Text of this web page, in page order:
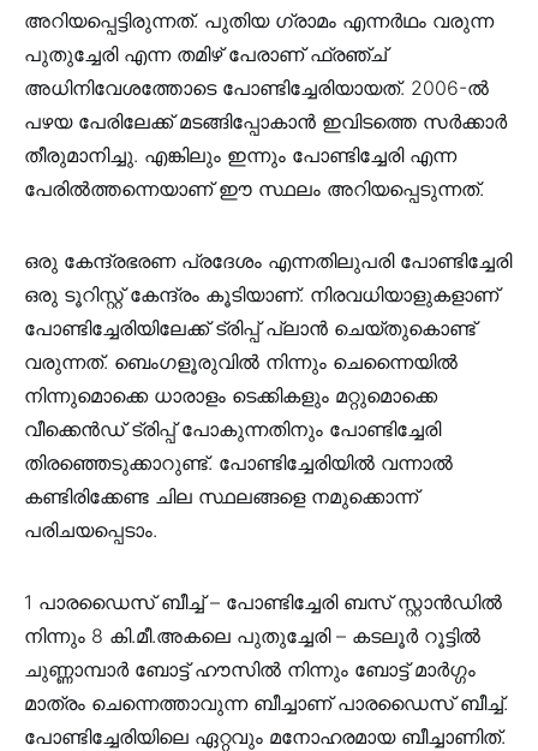
അറിയപ്പെട്ടിരുന്നത്. പുതിയ ഗ്രാമം എന്നർഥം വരുന്ന
പുതുച്ചേരി എന്ന തമിഴ്‌ പേരാണ്‌ ഫ്രഞ്ച്‌
അധിനിവേശത്തോടെ പോണ്ടിച്ചേരിയായത്‌. 2006-ൽ
പഴയ പേരിലേക്ക് മടങ്ങിപ്പോകാൻ ഇവിടത്തെ സർക്കാർ
തീരുമാനിച്ചു. എങ്കിലും ഇന്നും പോണ്ടിച്ചേരി എന്ന
പേരിൽത്തന്നെയാണ് ഈ സ്ഥലം അറിയപ്പെടുന്നത്.
ഒരു കേന്ദ്രഭരണ പ്രദേശം എന്നതിലുപരി പോണ്ടിച്ചേരി
ഒരു ടൂറിസ്റ്റ് കേന്ദ്രം കൂടിയാണ്. നിരവധിയാളുകളാണ്
പോണ്ടിച്ചേരിയിലേക്ക് ട്രിപ്പ് പ്ലാൻ ചെയ്തുകൊണ്ട്
വരുന്നത്. ബെംഗളൂരുവിൽ നിന്നും ചെന്നൈയിൽ
നിന്നുമൊക്കെ ധാരാളം ടെക്കികളും മറ്റുമൊക്കെ
വീക്കെൻഡ് ട്രിപ്പ് പോകുന്നതിനും പോണ്ടിച്ചേരി
തിരഞ്ഞെടുക്കാറുണ്ട്. പോണ്ടിച്ചേരിയിൽ വന്നാൽ
കണ്ടിരിക്കേണ്ട ചില സ്ഥലങ്ങളെ നമുക്കൊന്ന്
പരിചയപ്പെടാം.
1 പാരഡൈസ് ബീച്ച് – പോണ്ടിച്ചേരി ബസ് സ്റ്റാൻഡിൽ
നിന്നും 8 കി.മീ.അകലെ പുതുച്ചേരി – കടലൂർ റൂട്ടിൽ
ചുണ്ണാമ്പാർ ബോട്ട് ഹൗസിൽ നിന്നും ബോട്ട് മാർഗ്ഗം
മാത്രം ചെന്നെത്താവുന്ന ബീച്ചാണ് പാരഡൈസ് ബീച്ച്.
പോണ്ടിച്ചേരിയിലെ ഏറ്റവും മനോഹരമായ ബീച്ചാണിത്.